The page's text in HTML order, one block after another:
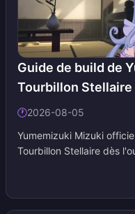
Guide de build de
Tourbillon
🕐2026-08-05
Yumemizuki Mizuki
Tourbillon Stellaire dès
build axé sur la Maîtrise
son classement d'armes